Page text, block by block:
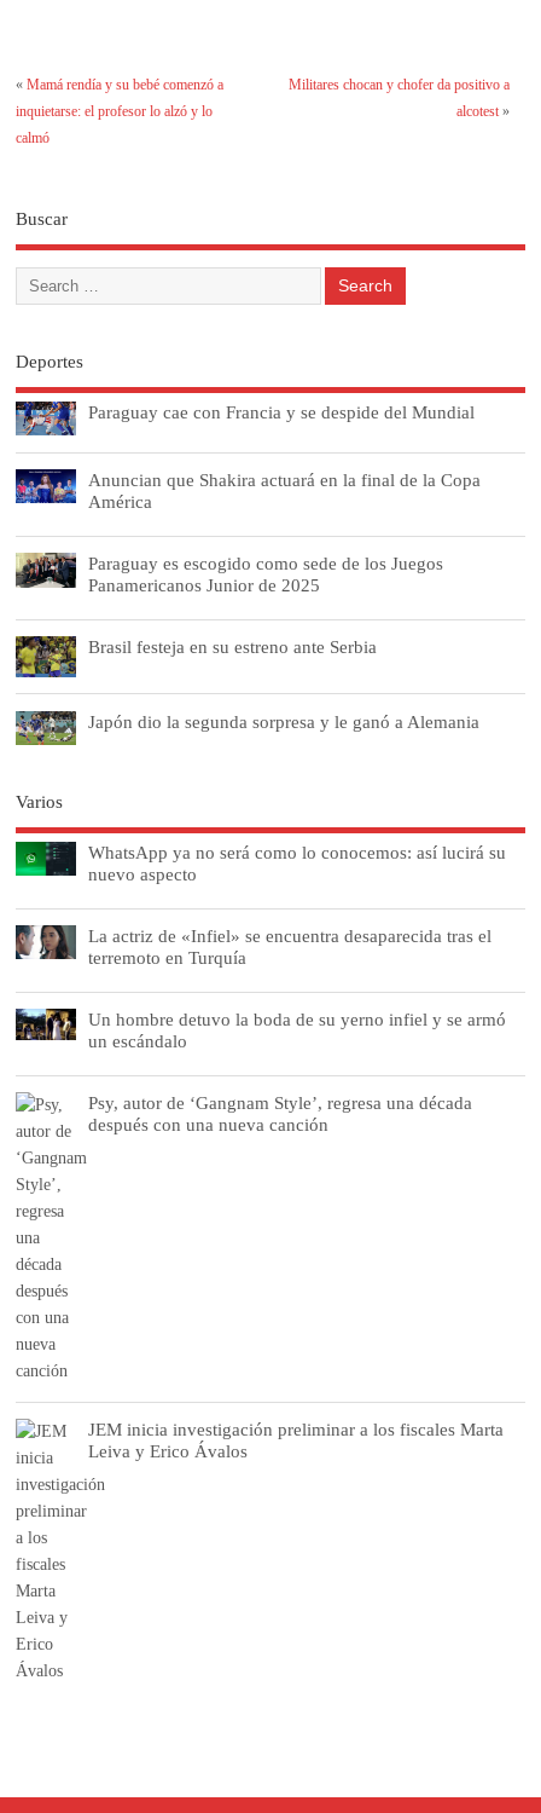
«Mamá rendía y su bebé comenzó a
inquietarse: el profesor lo alzó y lo
calmó
Militares chocan y chofer da positivo a
alcotest»
Buscar
Deportes
Paraguay cae con Francia y se despide del Mundial
Anuncian que Shakira actuará en la final de la Copa
América
Paraguay es escogido como sede de los Juegos
Panamericanos Junior de 2025
Brasil festeja en su estreno ante Serbia
Japón dio la segunda sorpresa y le ganó a Alemania
Varios
WhatsApp ya no será como lo conocemos: así lucirá su
nuevo aspecto
La actriz de «Infiel» se encuentra desaparecida tras el
terremoto en Turquía
Un hombre detuvo la boda de su yerno infiel y se armó
un escándalo
Psy, autor de ‘Gangnam Style’, regresa una década
después con una nueva canción
JEM inicia investigación preliminar a los fiscales Marta
Leiva y Erico Ávalos